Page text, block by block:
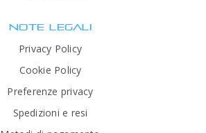
NOTE LEGALI
Privacy Policy
Cookie Policy
Preferenze privacy
Spedizioni e resi